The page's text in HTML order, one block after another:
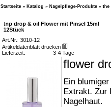
Startseite » Katalog » Nagelpflege-Produkte » the
tnp drop & oil Flower mit Pinsel 15ml
12Stück
Art.Nr.: 3010-12
Artikeldatenblatt drucken
Lieferzeit:
3-4 Tage
flower
Ein
Extrakt. Zur
Nagelhaut.